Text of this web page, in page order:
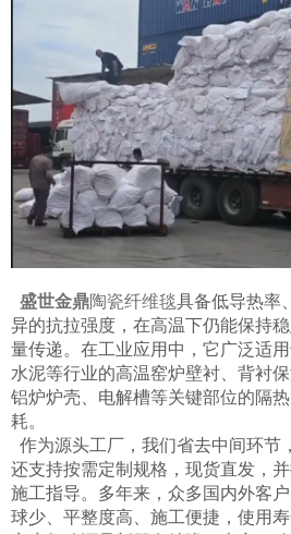
盛世金鼎陶瓷纤维毯具备低导热率
异的抗拉强度，在高温下仍能保持
量传递。在工业应用中，它广泛适
水泥等行业的高温窑炉壁衬、背衬
铝炉炉壳、电解槽等关键部位的隔
耗。
作为源头工厂，我们省去中间环节
还支持按需定制规格，现货直发，
施工指导。多年来，众多国内外客
球少、平整度高、施工便捷，使用